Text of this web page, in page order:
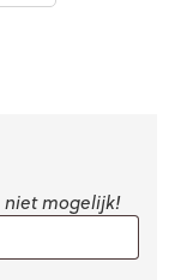
niet mogelijk!